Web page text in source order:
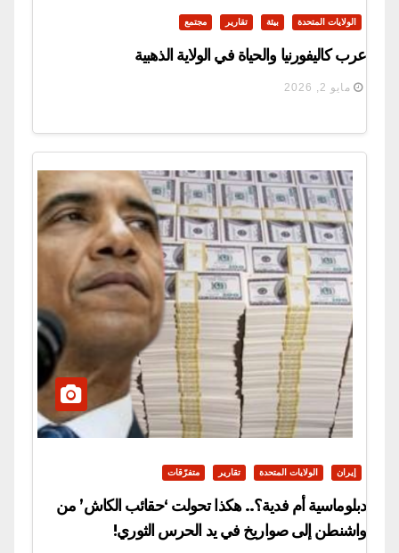
الولايات المتحدة بيئة تقارير مجتمع
عرب كاليفورنيا والحياة في الولاية الذهبية
مايو 2, 2026
إيران الولايات المتحدة تقارير متفرّقات
دبلوماسية أم فدية؟.. هكذا تحولت ‘حقائب الكاش’ من
واشنطن إلى صواريخ في يد الحرس الثوري!